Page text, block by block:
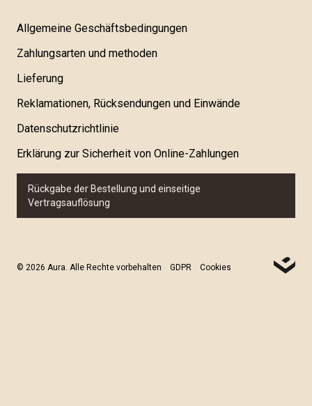
Allgemeine Geschäftsbedingungen
Zahlungsarten und methoden
Lieferung
Reklamationen, Rücksendungen und Einwände
Datenschutzrichtlinie
Erklärung zur Sicherheit von Online-Zahlungen
Rückgabe der Bestellung und einseitige
Vertragsauflösung
© 2026 Aura. Alle Rechte vorbehalten GDPR Cookies